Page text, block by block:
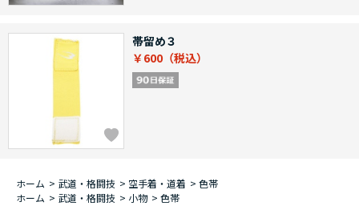
帯留め３
￥600
ホーム > 武道・格闘技 > 空手着・道着 > 色帯
ホーム > 武道・格闘技 > 小物 > 色帯